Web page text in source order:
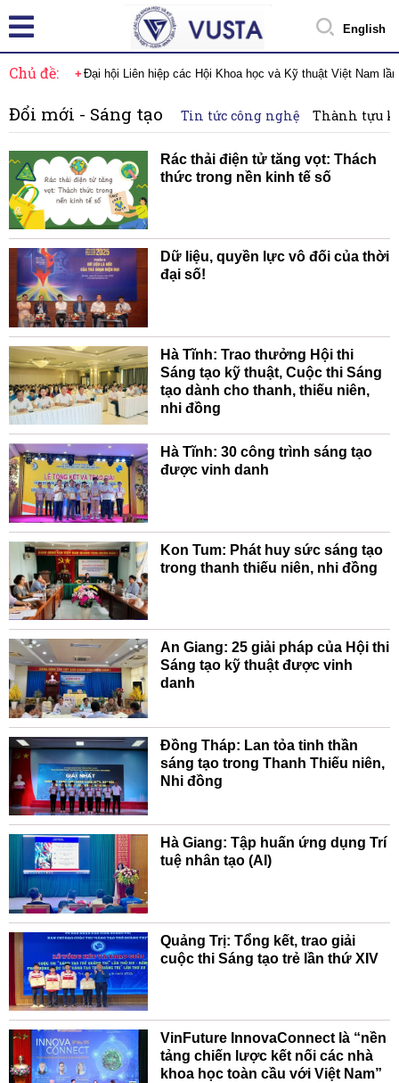
English
Chủ đề: Đại hội Liên hiệp các Hội Khoa học và Kỹ thuật Việt Nam
Đổi mới - Sáng tạo Tin tức công nghệ Thành tựu
Rác thải điện tử tăng vọt: Thách
thức trong nền kinh tế số
Dữ liệu, quyền lực vô đối của thời
đại số!
Hà Tĩnh: Trao thưởng Hội thi
Sáng tạo kỹ thuật, Cuộc thi Sáng
tạo dành cho thanh, thiếu niên,
nhi đồng
Hà Tĩnh: 30 công trình sáng tạo
được vinh danh
Kon Tum: Phát huy sức sáng tạo
trong thanh thiếu niên, nhi đồng
An Giang: 25 giải pháp của Hội thi
Sáng tạo kỹ thuật được vinh
danh
Đồng Tháp: Lan tỏa tinh thần
sáng tạo trong Thanh Thiếu niên,
Nhi đồng
Hà Giang: Tập huấn ứng dụng Trí
tuệ nhân tạo (AI)
Quảng Trị: Tổng kết, trao giải
cuộc thi Sáng tạo trẻ lần thứ XIV
VinFuture InnovaConnect là “nền
tảng chiến lược kết nối các nhà
khoa học toàn cầu với Việt Nam”